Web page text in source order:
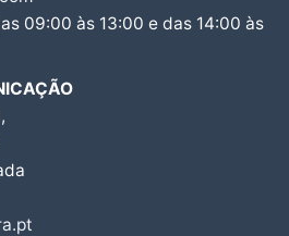
09:00 às 13:00 e das 14:00 às